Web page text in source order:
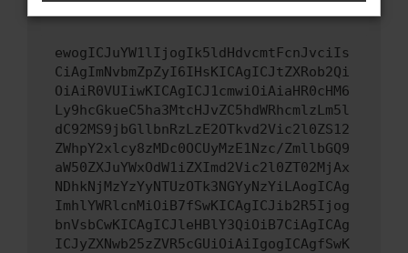
ewogICJuYW1lIjogIk5ldHdvcmtFcnJvciIs
CiAgImNvbmZpZyI6IHsKICAgICJtZXRob2Qi
OiAiR0VUIiwKICAgICJ1cmwiOiAiaHR0cHM6
Ly9hcGkueC5ha3MtcHJvZC5hdWRhcmlzLm5l
dC92MS9jbGllbnRzLzE2OTkvd2Vic2l0ZS12
ZWhpY2xlcy8zMDc0OCUyMzE1Nzc/ZmllbGQ9
aW50ZXJuYWxOdW1iZXImd2Vic2l0ZT02MjAx
NDhkNjMzYzYyNTUzOTk3NGYyNzYiLAogICAg
ImhlYWRlcnMiOiB7fSwKICAgICJib2R5Ijog
bnVsbCwKICAgICJleHBlY3QiOiB7CiAgICAg
ICJyZXNwb25zZVR5cGUiOiAiIgogICAgfSwK